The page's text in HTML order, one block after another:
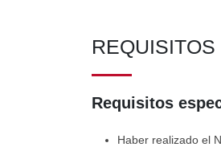
REQUISITOS
Requisitos
Haber realizado el